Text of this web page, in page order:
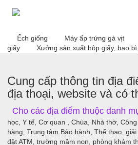
Ếch giống Máy ấp trứng gà vịt
giấy
Xưởng sản xuất hộp giấy, bao
Cung cấp thông tin địa
địa thoại, website và có
Cho các địa điểm thuộc danh
học, Y tế, Cơ quan , Chùa, Nhà thờ,
hàng, Trung tâm Bảo hành, Thể thao,
đặt ATM, trường mầm non, phòng khám